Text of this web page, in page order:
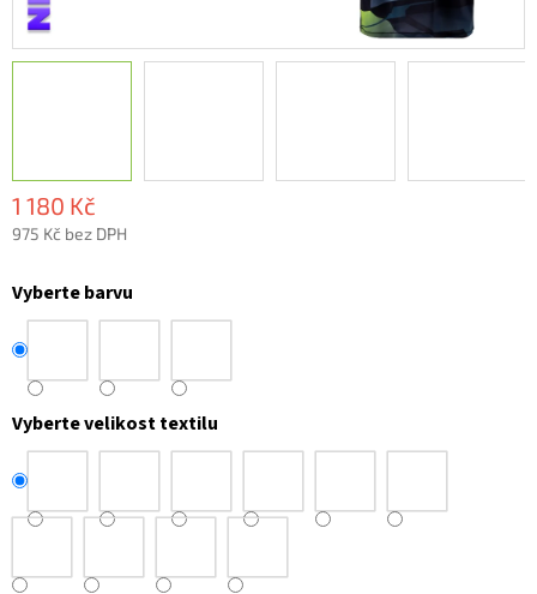
1 180 Kč
975 Kč bez DPH
cena:
Vyberte barvu
Vyberte velikost textilu